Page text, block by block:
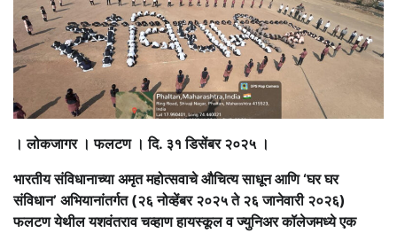
। लोकजागर । फलटण । दि. ३१ डिसेंबर २०२५ ।
भारतीय संविधानाच्या अमृत महोत्सवाचे औचित्य साधून आणि ‘घर घर
संविधान’ अभियानांतर्गत (२६ नोव्हेंबर २०२५ ते २६ जानेवारी २०२६)
फलटण येथील यशवंतराव चव्हाण हायस्कूल व ज्युनिअर कॉलेजमध्ये एक